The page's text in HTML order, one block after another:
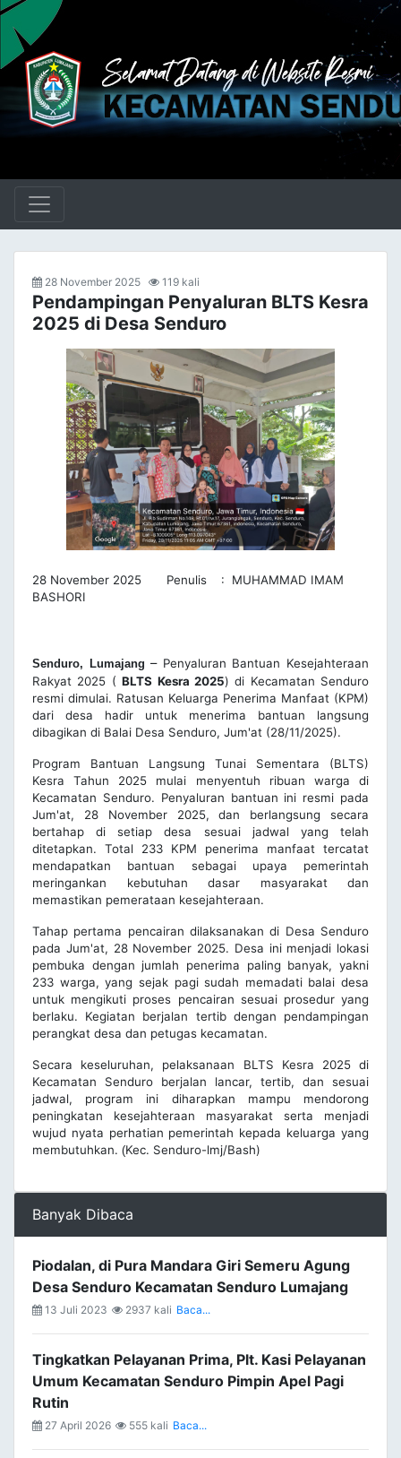
28 November 2025 119 kali
Pendampingan Penyaluran BLTS Kesra
2025 di Desa Senduro
28 November 2025 Penulis : MUHAMMAD IMAM
BASHORI
Senduro, Lumajang –Penyaluran Bantuan Kesejahteraan
Rakyat 2025 (BLTS Kesra 2025) di Kecamatan Senduro
resmi dimulai. Ratusan Keluarga Penerima Manfaat (KPM)
dari desa hadir untuk menerima bantuan langsung
dibagikan di Balai Desa Senduro, Jum'at (28/11/2025).
Program Bantuan Langsung Tunai Sementara (BLTS)
Kesra Tahun 2025 mulai menyentuh ribuan warga di
Kecamatan Senduro. Penyaluran bantuan ini resmi pada
Jum'at, 28 November 2025, dan berlangsung secara
bertahap di setiap desa sesuai jadwal yang telah
ditetapkan. Total 233 KPM penerima manfaat tercatat
mendapatkan bantuan sebagai upaya pemerintah
meringankan kebutuhan dasar masyarakat dan
memastikan pemerataan kesejahteraan.
Tahap pertama pencairan dilaksanakan di Desa Senduro
pada Jum'at, 28 November 2025. Desa ini menjadi lokasi
pembuka dengan jumlah penerima paling banyak, yakni
233 warga, yang sejak pagi sudah memadati balai desa
untuk mengikuti proses pencairan sesuai prosedur yang
berlaku. Kegiatan berjalan tertib dengan pendampingan
perangkat desa dan petugas kecamatan.
Secara keseluruhan, pelaksanaan BLTS Kesra 2025 di
Kecamatan Senduro berjalan lancar, tertib, dan sesuai
jadwal, program ini diharapkan mampu mendorong
peningkatan kesejahteraan masyarakat serta menjadi
wujud nyata perhatian pemerintah kepada keluarga yang
membutuhkan. (Kec. Senduro-lmj/Bash)
Banyak Dibaca
Piodalan, di Pura Mandara Giri Semeru Agung
Desa Senduro Kecamatan Senduro Lumajang
13 Juli 2023 2937 kali Baca...
Tingkatkan Pelayanan Prima, Plt. Kasi Pelayanan
Umum Kecamatan Senduro Pimpin Apel Pagi
Rutin
27 April 2026 555 kali Baca...